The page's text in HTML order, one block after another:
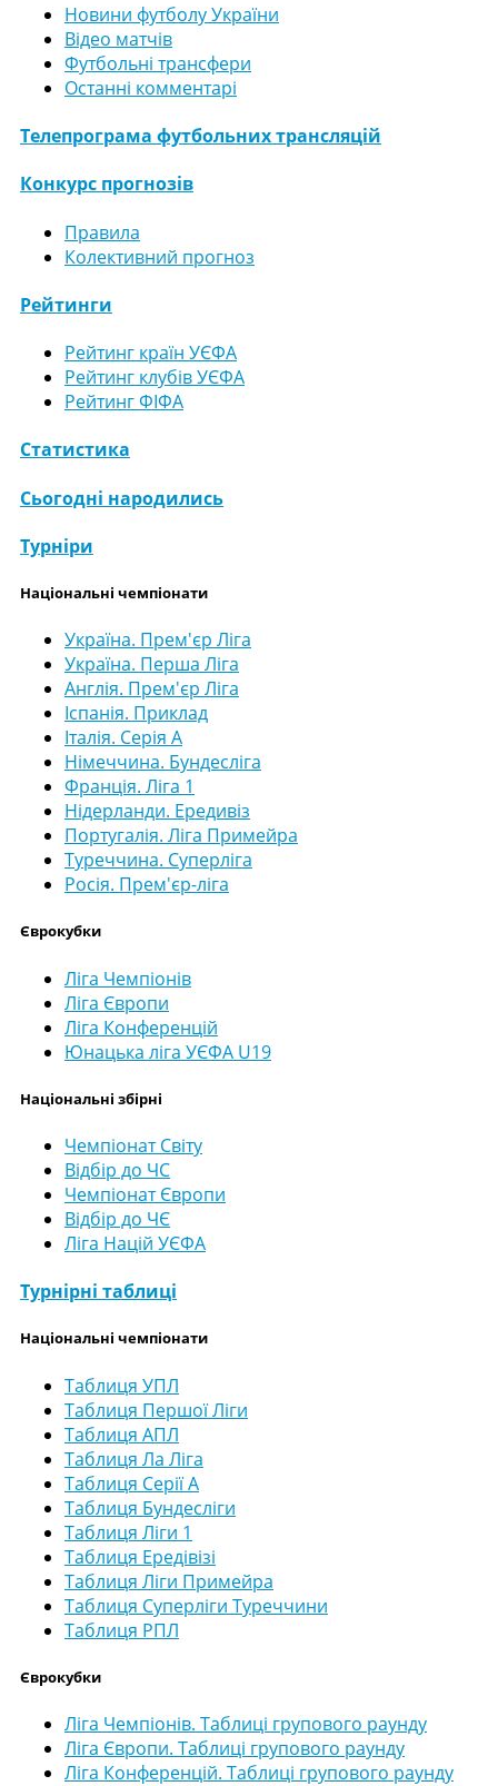
Новини футболу України
Відео матчів
Футбольні трансфери
Останні комментарі
Телепрограма футбольних трансляцій
Конкурс прогнозів
Правила
Колективний прогноз
Рейтинги
Рейтинг країн УЄФА
Рейтинг клубів УЄФА
Рейтинг ФІФА
Статистика
Сьогодні народились
Турніри
Національні чемпіонати
Україна. Прем'єр Ліга
Україна. Перша Ліга
Англія. Прем'єр Ліга
Іспанія. Приклад
Італія. Серія А
Німеччина. Бундесліга
Франція. Ліга 1
Нідерланди. Ередивіз
Португалія. Ліга Примейра
Туреччина. Суперліга
Росія. Прем'єр-ліга
Єврокубки
Ліга Чемпіонів
Ліга Європи
Ліга Конференцій
Юнацька ліга УЄФА U19
Національні збірні
Чемпіонат Світу
Відбір до ЧС
Чемпіонат Європи
Відбір до ЧЄ
Ліга Націй УЄФА
Турнірні таблиці
Національні чемпіонати
Таблиця УПЛ
Таблиця Першої Ліги
Таблиця АПЛ
Таблиця Ла Ліга
Таблиця Серії А
Таблиця Бундесліги
Таблиця Ліги 1
Таблиця Ередівізі
Таблиця Ліги Примейра
Таблиця Суперліги Туреччини
Таблиця РПЛ
Єврокубки
Ліга Чемпіонів. Таблиці групового раунду
Ліга Європи. Таблиці групового раунду
Ліга Конференцій. Таблиці групового раунду